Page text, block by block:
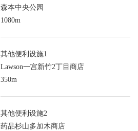
森本中央公园
1080m
其他便利设施1
Lawson一宫新竹2丁目商店
350m
其他便利设施2
药品杉山多加木商店